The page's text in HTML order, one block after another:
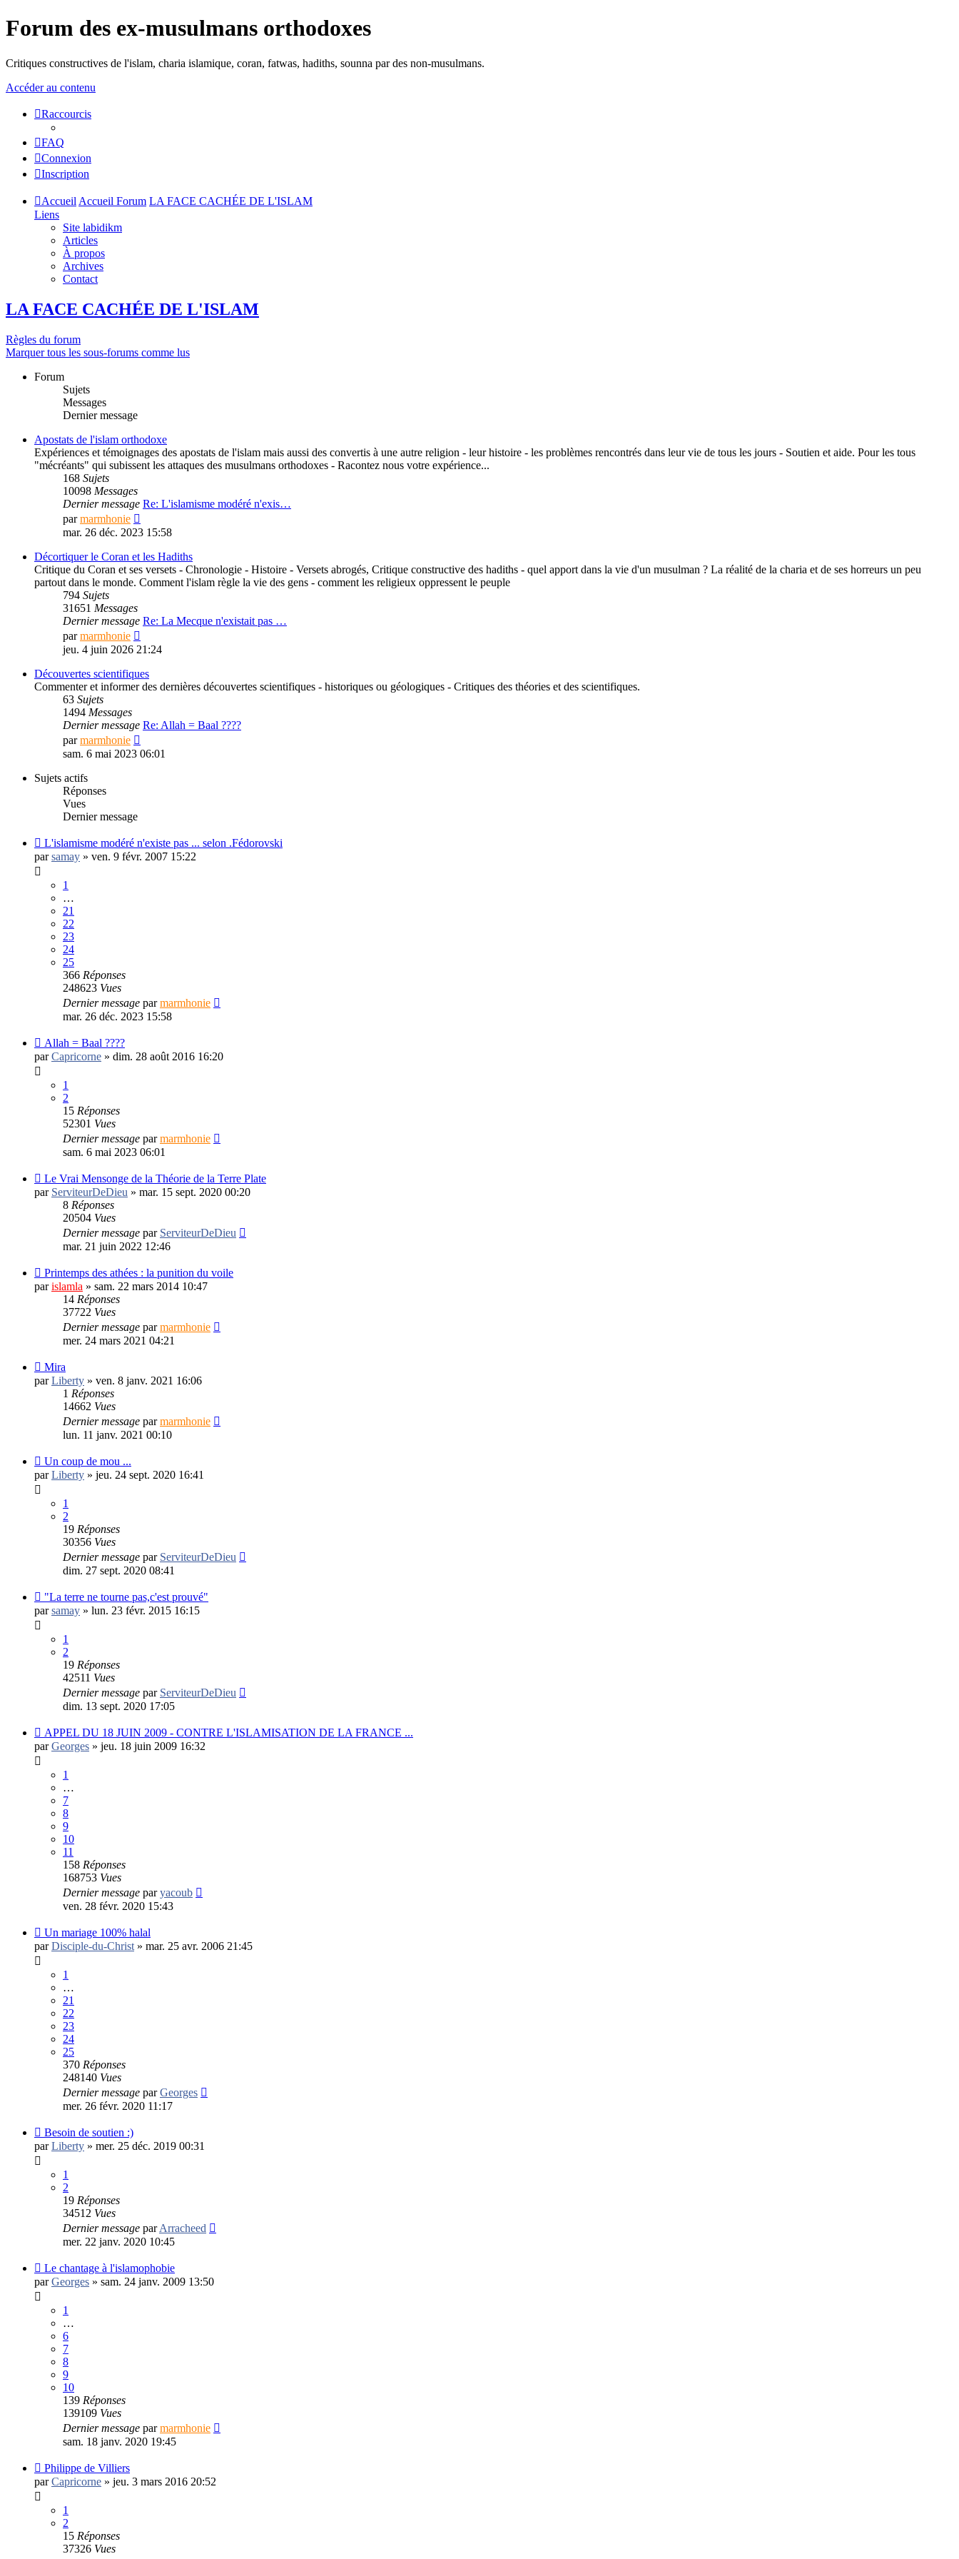
Forum des ex-musulmans orthodoxes
Critiques constructives de l'islam, charia islamique, coran, fatwas, hadiths, sounna par des non-musulmans.
Accéder au contenu
Raccourcis
FAQ
Connexion
Inscription
Accueil Accueil Forum LA FACE CACHÉE DE L'ISLAM
Liens
Site labidikm
Articles
À propos
Archives
Contact
LA FACE CACHÉE DE L'ISLAM
Règles du forum
Marquer tous les sous-forums comme lus
Forum
Sujets
Messages
Dernier message
Apostats de l'islam orthodoxe
Expériences et témoignages des apostats de l'islam mais aussi des convertis à une autre religion - leur histoire - les problèmes rencontrés dans leur vie de tous les jours - Soutien et aide. Pour les tous
"mécréants" qui subissent les attaques des musulmans orthodoxes - Racontez nous votre expérience...
168 Sujets
10098 Messages
Dernier message Re: L'islamisme modéré n'exis…
parmarmhonie
le
message
mar. 26 déc. 2023 15:58
Décortiquer le Coran et les Hadiths
Critique du Coran et ses versets - Chronologie - Histoire - Versets abrogés, Critique constructive des hadiths - quel apport dans la vie d'un musulman ? La réalité de la charia et de ses horreurs un peu
partout dans le monde. Comment l'islam règle la vie des gens - comment les religieux oppressent le peuple
794 Sujets
31651 Messages
Dernier message Re: La Mecque n'existait pas …
parmarmhonie
le
message
jeu. 4 juin 2026 21:24
Découvertes scientifiques
Commenter et informer des dernières découvertes scientifiques - historiques ou géologiques - Critiques des théories et des scientifiques.
63 Sujets
1494 Messages
Dernier message Re: Allah = Baal ????
parmarmhonie
le
sam. 6 mai 2023 06:01
Sujets actifs
Réponses
Vues
Dernier message
L'islamisme modéré n'existe pas ... selon .Fédorovski
parsamay » ven. 9 févr. 2007 15:22
1
…
21
22
23
24
25
366 Réponses
248623 Vues
Dernier message parmarmhonie
mar. 26 déc. 2023 15:58
Allah = Baal ????
parCapricorne » dim. 28 août 2016 16:20
1
2
15 Réponses
52301 Vues
Dernier message parmarmhonie
sam. 6 mai 2023 06:01
Le Vrai Mensonge de la Théorie de la Terre Plate
par ServiteurDeDieu » mar. 15 sept. 2020 00:20
8 Réponses
20504 Vues
Dernier message par ServiteurDeDieu
mar. 21 juin 2022 12:46
Printemps des athées : la punition du voile
parislamla » sam. 22 mars 2014 10:47
14 Réponses
37722 Vues
Dernier message parmarmhonie
mer. 24 mars 2021 04:21
Mira
parLiberty » ven. 8 janv. 2021 16:06
1 Réponses
14662 Vues
Dernier message parmarmhonie
lun. 11 janv. 2021 00:10
Un coup de mou ...
parLiberty » jeu. 24 sept. 2020 16:41
1
2
19 Réponses
30356 Vues
Dernier message par ServiteurDeDieu
dim. 27 sept. 2020 08:41
"La terre ne tourne pas,c'est prouvé"
parsamay » lun. 23 févr. 2015 16:15
1
2
19 Réponses
42511 Vues
Dernier message par ServiteurDeDieu
dim. 13 sept. 2020 17:05
APPEL DU 18 JUIN 2009 - CONTRE L'ISLAMISATION DE LA FRANCE ...
parGeorges » jeu. 18 juin 2009 16:32
1
…
7
8
9
10
11
158 Réponses
168753 Vues
Dernier message paryacoub
ven. 28 févr. 2020 15:43
Un mariage 100% halal
parDisciple-du-Christ » mar. 25 avr. 2006 21:45
1
…
21
22
23
24
25
370 Réponses
248140 Vues
Dernier message parGeorges
mer. 26 févr. 2020 11:17
Besoin de soutien :)
parLiberty » mer. 25 déc. 2019 00:31
1
2
19 Réponses
34512 Vues
Dernier message parArracheed
mer. 22 janv. 2020 10:45
Le chantage à l'islamophobie
parGeorges » sam. 24 janv. 2009 13:50
1
…
6
7
8
9
10
139 Réponses
139109 Vues
Dernier message parmarmhonie
sam. 18 janv. 2020 19:45
Philippe de Villiers
parCapricorne » jeu. 3 mars 2016 20:52
1
2
15 Réponses
37326 Vues